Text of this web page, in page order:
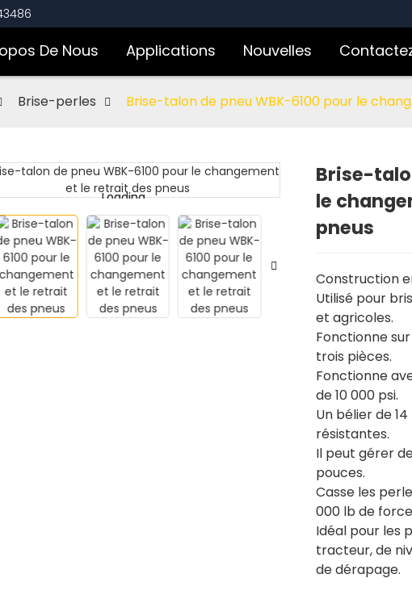
De Nous Applications Nouvelles
Brise-perles Brise-talon de pneu WBK-6100 pour le
Loading...
Loading...
Brise-
le
pneus
Construction
Utilisé pour
et agricoles.
Fonctionne
trois pièces.
Fonctionne
de 10 000 psi.
Un bélier de
résistantes.
Il peut gérer
pouces.
Casse les
000 lb de
Idéal pour les
tracteur, de
de dérapage.